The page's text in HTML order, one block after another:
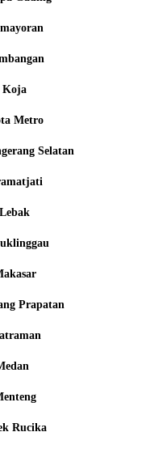
Koja
Metro
Selatan
Prapatan
Rucika